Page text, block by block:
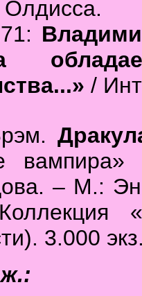
/
– М.:
3.000